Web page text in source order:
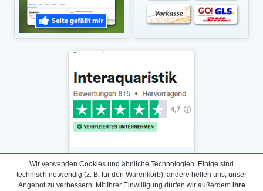
Wir verwenden Cookies und ähnliche Technologien. Einige sind
technisch notwendig (z. B. für den Warenkorb), andere helfen uns, unser
Angebot zu verbessern. Mit Ihrer Einwilligung dürfen wir außerdem Ihre